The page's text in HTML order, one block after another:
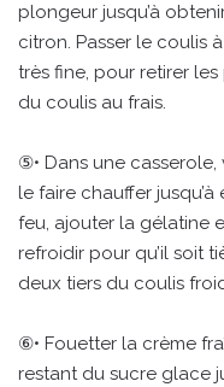
plongeur jusqu’à
citron. Passer le coulis
très fine, pour retirer
du coulis au frais.
⑤• Dans une
le faire chauffer
feu, ajouter la gélatine
refroidir pour qu’il soit
deux tiers du coulis
⑥• Fouetter la crème
restant du sucre glace